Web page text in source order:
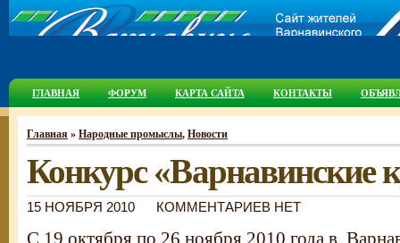
ГЛАВНАЯ ФОРУМ КАРТА САЙТА КОНТАКТЫ
Главная » Народные промыслы, Новости
Конкурс «Варнавинские
15 НОЯБРЯ 2010 КОММЕНТАРИЕВ НЕТ
С 19 октября по 26 ноября 2010 года в